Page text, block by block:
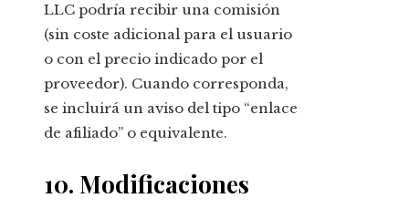
LLC podría recibir una comisión
(sin coste adicional para el usuario
o con el precio indicado por el
proveedor). Cuando corresponda,
se incluirá un aviso del tipo “enlace
de afiliado” o equivalente.
10. Modificaciones